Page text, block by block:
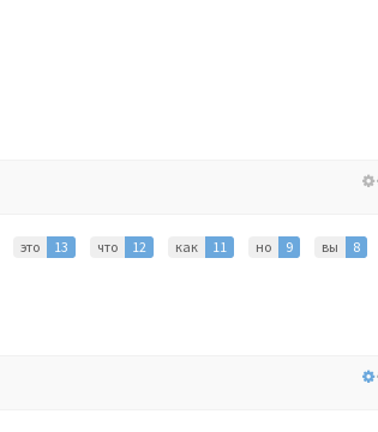
это 13 что 12 как 11 но 9 вы 8